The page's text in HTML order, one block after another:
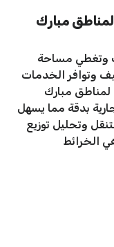
مبارك
وتغطي مساحة
وتوافر الخدمات
لمناطق مبارك
بدقة مما يسهل
وتحليل توزيع
الخرائط